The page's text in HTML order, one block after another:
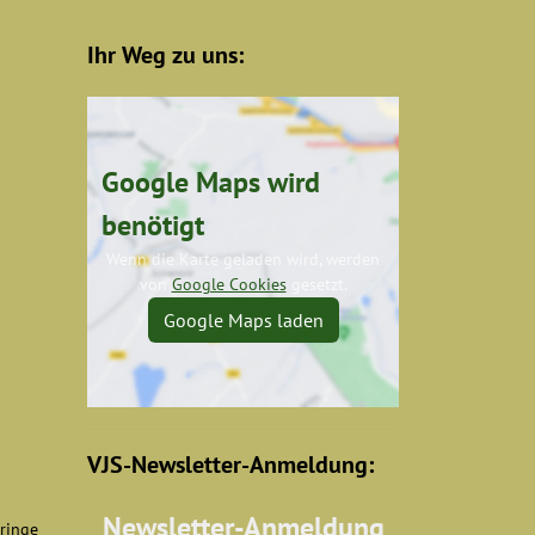
Ihr Weg zu uns:
Google Maps wird
benötigt
Wenn die Karte geladen wird, werden
von Google Cookiesgesetzt.
Google Maps laden
VJS-Newsletter-Anmeldung:
Newsletter-Anmeldung